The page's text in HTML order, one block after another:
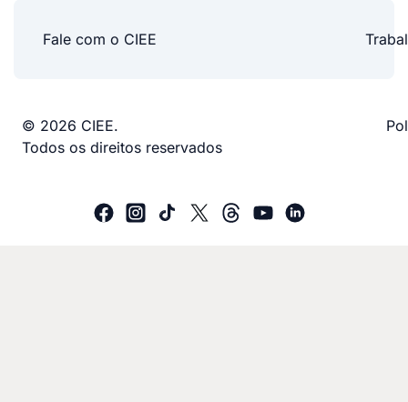
Fale com o CIEE
© 2026 CIEE.
Todos os direitos reservados